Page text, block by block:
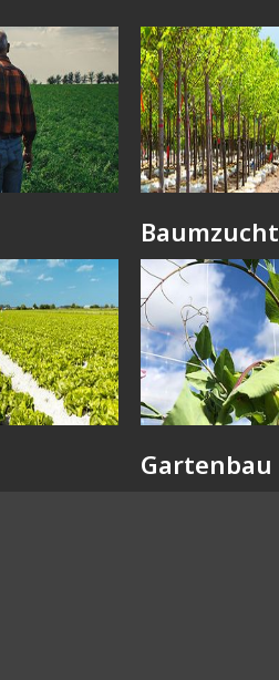
Baumzucht
Gartenbau